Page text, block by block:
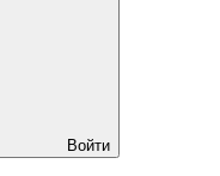
Войти